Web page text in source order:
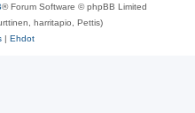
® Forum Software © phpBB Limited
harritapio, Pettis)
| Ehdot